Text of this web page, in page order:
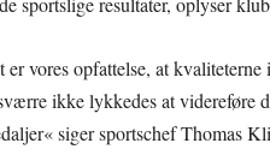
vores opfattelse, at
ikke lykkedes at videreføre
siger sportschef Thomas